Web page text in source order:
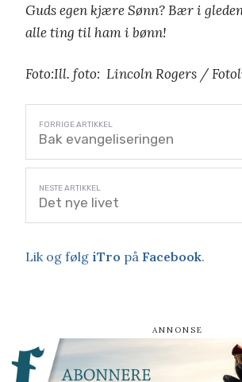
Guds egen kjære Sønn? Bær i
alle ting til ham i bønn!
Foto:Ill. foto: Lincoln Rogers /
Bak evangeliseringen
Det nye livet
Lik og følg iTro på Facebook.